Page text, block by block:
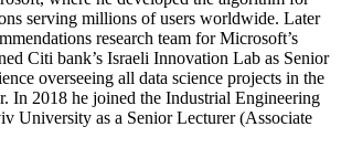
serving millions of users worldwide. Later
research team for Microsoft’s
Citi bank’s Israeli Innovation Lab as Senior
overseeing all data science projects in the
In 2018 he joined the Industrial Engineering
University as a Senior Lecturer (Associate